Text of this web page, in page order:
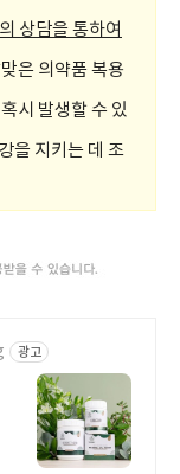
상담을 통하여
은 의약품 복용
시 발생할 수 있
을 지키는 데 조
광고